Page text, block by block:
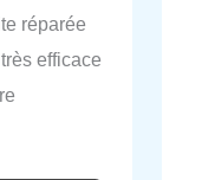
réparée
efficace